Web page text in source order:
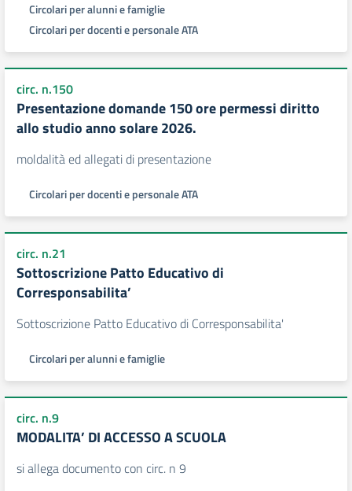
Circolari per alunni e famiglie
Circolari per docenti e personale ATA
circ. n.150
Presentazione domande 150 ore permessi diritto
allo studio anno solare 2026.
moldalità ed allegati di presentazione
Circolari per docenti e personale ATA
circ. n.21
Sottoscrizione Patto Educativo di
Corresponsabilita’
Sottoscrizione Patto Educativo di Corresponsabilita'
Circolari per alunni e famiglie
circ. n.9
MODALITA’ DI ACCESSO A SCUOLA
si allega documento con circ. n 9